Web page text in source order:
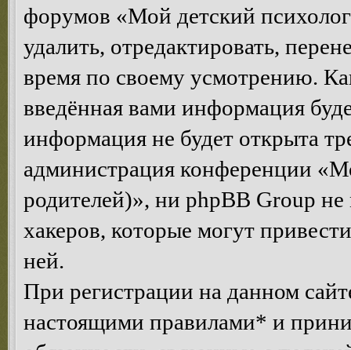
форумов «Мой детский
удалить, отредактировать,
время по своему усмотрению.
введённая вами информация
информация не будет открыта
администрация конференции
родителей)», ни phpBB Group не
хакеров, которые могут
ней.
При регистрации на данном
настоящими правилами* и